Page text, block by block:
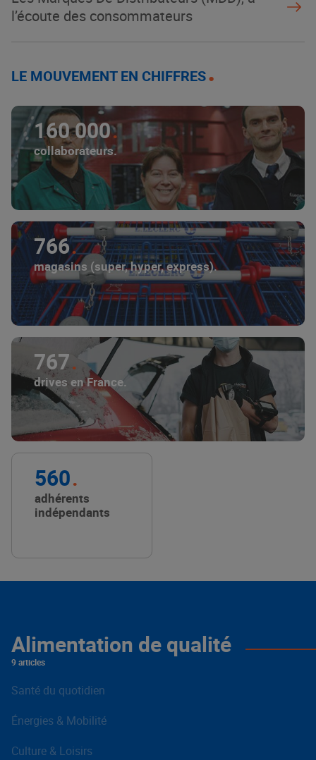
l’écoute des consommateurs
LE MOUVEMENT EN CHIFFRES
160 000
collaborateurs.
766
magasins (super, hyper, express).
767
drives en France.
560
adhérents
indépendants
Alimentation de qualité
9 articles
Santé du quotidien
Énergies & Mobilité
Culture & Loisirs